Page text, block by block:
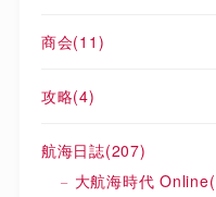
商会(11)
攻略(4)
航海日誌(207)
大航海時代 Online